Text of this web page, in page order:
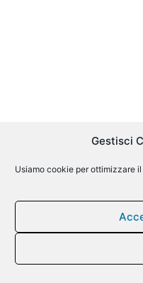
Gestisci
Usiamo cookie per ottimizzare